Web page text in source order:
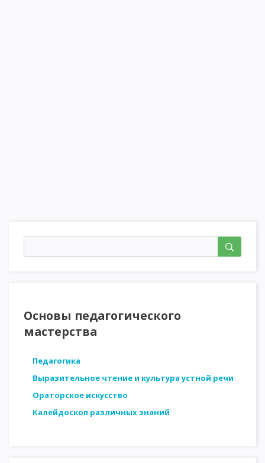
Основы педагогического
мастерства
Педагогика
Выразительное чтение и культура устной речи
Ораторское искусство
Калейдоскоп различных знаний